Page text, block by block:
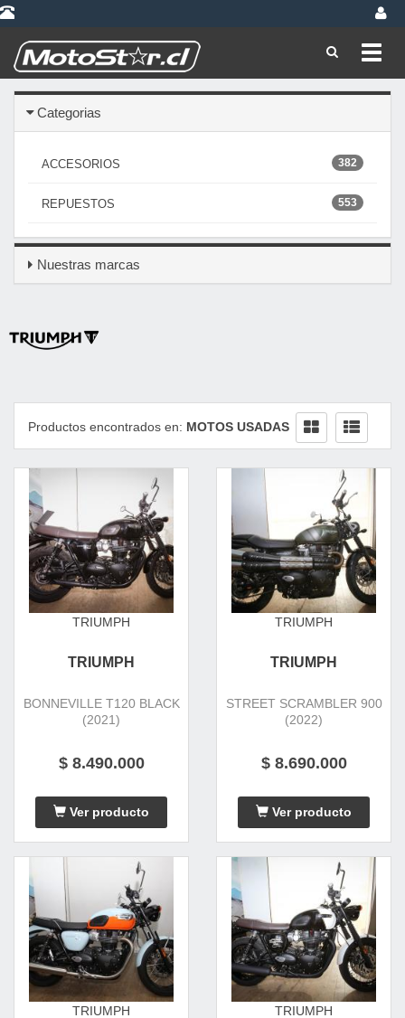
Categorias
382
ACCESORIOS
553
REPUESTOS
Nuestras marcas
Productos encontrados en: MOTOS USADAS
TRIUMPH
TRIUMPH
BONNEVILLE T120 BLACK
(2021)
$ 8.490.000
Ver producto
TRIUMPH
TRIUMPH
STREET SCRAMBLER 900
(2022)
$ 8.690.000
Ver producto
TRIUMPH TRIUMPH